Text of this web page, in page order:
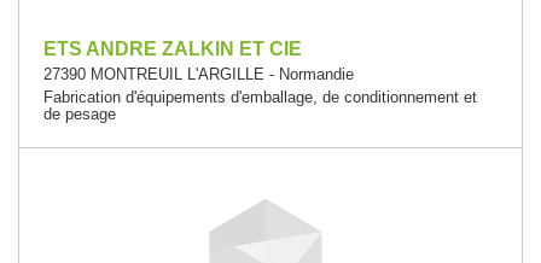
ETS ANDRE ZALKIN ET CIE
27390 MONTREUIL L'ARGILLE - Normandie
Fabrication d'équipements d'emballage, de conditionnement et
de pesage